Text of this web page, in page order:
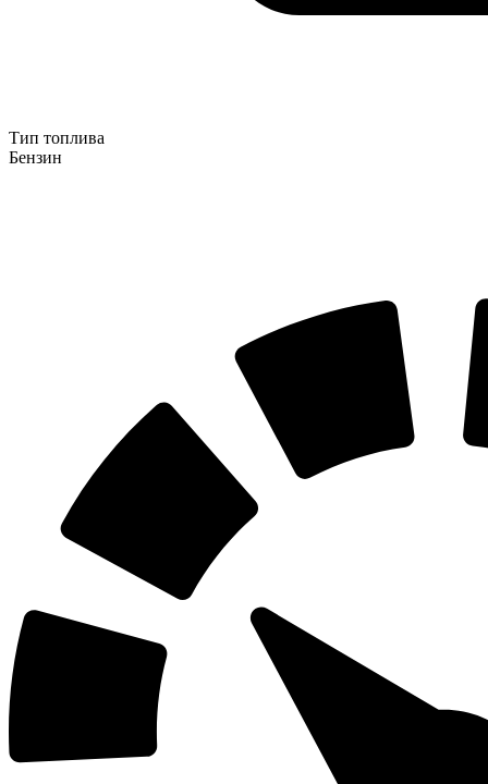
Тип топлива
Бензин